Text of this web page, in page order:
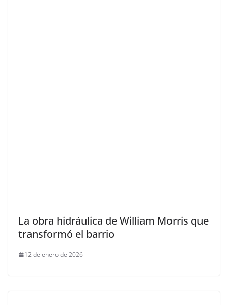
La obra hidráulica de William Morris que
transformó el barrio
12 de enero de 2026